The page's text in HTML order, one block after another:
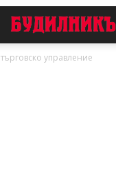
търговско управление